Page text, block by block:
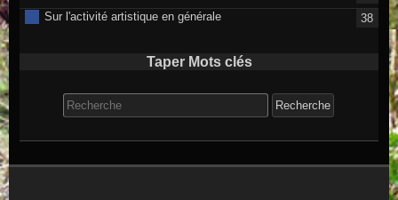
Sur l'activité artistique en générale
38
Taper Mots clés
Search for: